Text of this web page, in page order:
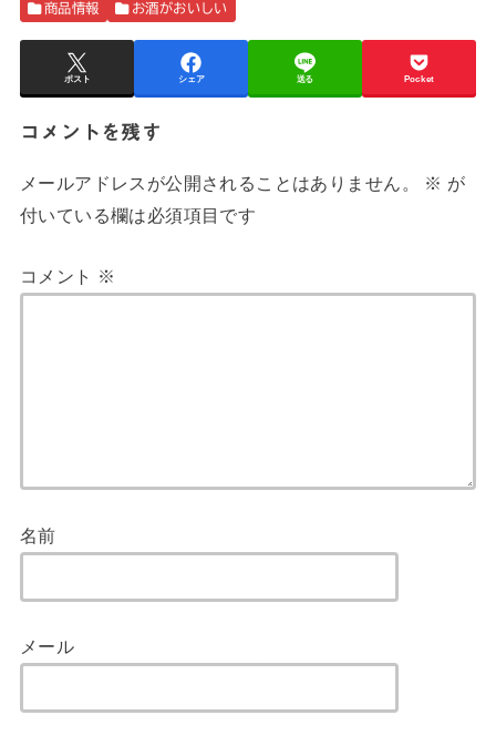
商品情報 お酒がおいしい
ポスト シェア 送る Pocket
コメントを残す
メールアドレスが公開されることはありません。 ※ が
付いている欄は必須項目です
コメント ※
名前
メール